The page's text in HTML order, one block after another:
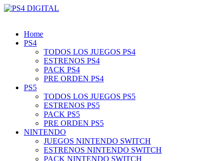
Home
PS4
TODOS LOS JUEGOS PS4
ESTRENOS PS4
PACK PS4
PRE ORDEN PS4
PS5
TODOS LOS JUEGOS PS5
ESTRENOS PS5
PACK PS5
PRE ORDEN PS5
NINTENDO
JUEGOS NINTENDO SWITCH
ESTRENOS NINTENDO SWITCH
PACK NINTENDO SWITCH